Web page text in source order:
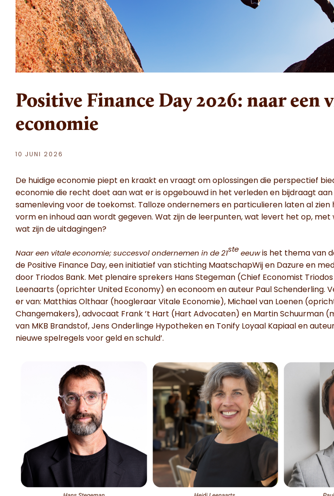
Positive Finance Day 2026: naar een
economie
10 JUNI 2026
De huidige economie piept en kraakt en vraagt om oplossingen die perspectief
economie die recht doet aan wat er is opgebouwd in het verleden en bijdraagt
samenleving voor de toekomst. Talloze ondernemers en particulieren laten al zien
vorm en inhoud aan wordt gegeven. Wat zijn de leerpunten, wat levert het op, met
wat zijn de uitdagingen?
Naar een vitale economie; succesvol ondernemen in de 21ste eeuwis het thema van
de Positive Finance Day, een initiatief van stichting MaatschapWij en Dazure en
door Triodos Bank. Met plenaire sprekers Hans Stegeman (Chief Economist
Leenaarts (oprichter United Economy) en econoom en auteur Paul Schenderling.
er van: Matthias Olthaar (hoogleraar Vitale Economie), Michael van Loenen
Changemakers), advocaat Frank ’t Hart (Hart Advocaten) en Martin Schuurman
van MKB Brandstof, Jens Onderlinge Hypotheken en Tonify Loyaal Kapiaal en
nieuwe spelregels voor geld en schuld’.